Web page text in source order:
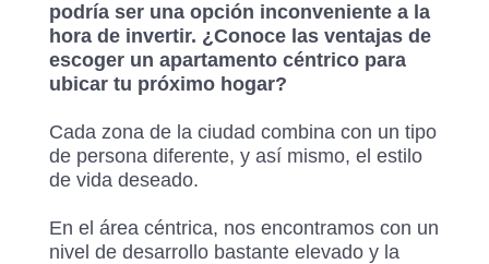
podría ser una opción inconveniente a la
hora de invertir. ¿Conoce las ventajas de
escoger un apartamento céntrico para
ubicar tu próximo hogar?
Cada zona de la ciudad combina con un tipo
de persona diferente, y así mismo, el estilo
de vida deseado.
En el área céntrica, nos encontramos con un
nivel de desarrollo bastante elevado y la